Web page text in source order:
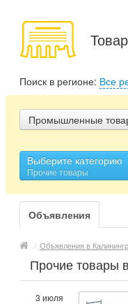
Поиск в регионе: Все
Промышленные
Выберите категорию
Прочие товары
Объявления
/ Объявления в
Прочие товары
3 июля